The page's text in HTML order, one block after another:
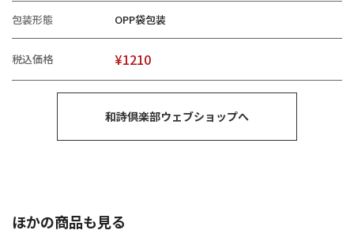
包装形態 OPP袋包装
税込価格 ¥1210
和詩倶楽部ウェブショップへ
ほかの商品も見る